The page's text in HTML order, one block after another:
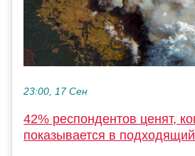
23:00, 17 Сен
42% респондентов ценят,
показывается в